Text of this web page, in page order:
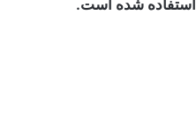
استفاده شده است.